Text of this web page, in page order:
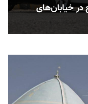
خیابان‌های